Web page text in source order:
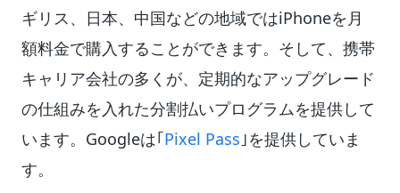
ギリス、日本、中国などの地域ではiPhoneを月
額料金で購入することができます。そして、携帯
キャリア会社の多くが、定期的なアップグレード
の仕組みを入れた分割払いプログラムを提供して
います。Googleは｢Pixel Pass ｣を提供していま
す。